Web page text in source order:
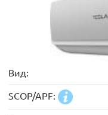
Вид:
SCOP/APF: